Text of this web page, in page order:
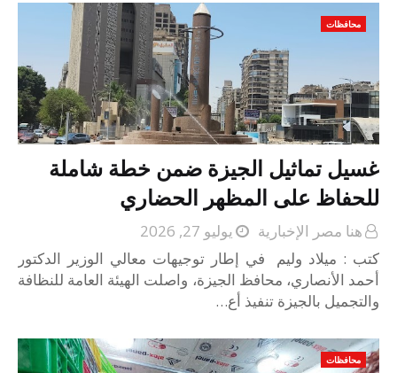
محافظات
غسيل تماثيل الجيزة ضمن خطة شاملة
للحفاظ على المظهر الحضاري
هنا مصر الإخبارية
يوليو 27, 2026
كتب : ميلاد وليم في إطار توجيهات معالي الوزير الدكتور
أحمد الأنصاري، محافظ الجيزة، واصلت الهيئة العامة للنظافة
والتجميل بالجيزة تنفيذ أع…
محافظات